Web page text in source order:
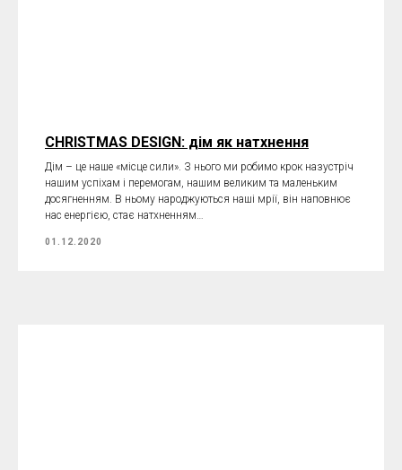
CHRISTMAS DESIGN: дім як натхнення
Дім – це наше «місце сили». З нього ми робимо крок назустріч
нашим успіхам і перемогам, нашим великим та маленьким
досягненням. В ньому народжуються наші мрії, він наповнює
нас енергією, стає натхненням…
01.12.2020